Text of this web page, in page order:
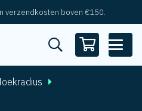
verzendkosten boven €150.